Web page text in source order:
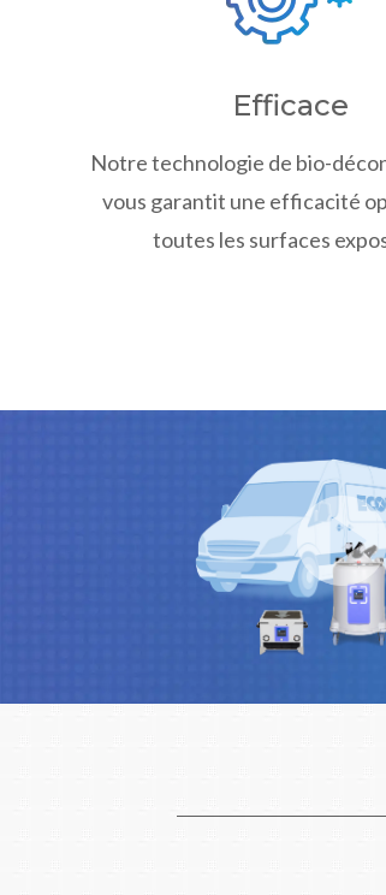
Efficace
Notre technologie de bio-
vous garantit une efficacité
toutes les surfaces